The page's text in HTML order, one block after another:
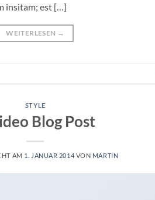
insitam; est […]
WEITERLESEN →
STYLE
Blog Post
AM 1. JANUAR 2014 VON MARTIN